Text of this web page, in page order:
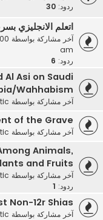
ردود: 30
اتعلم الانجليزي
آخر مشاركة بواسطة
am
ردود: 6
Asi on Saudi
Wahhabism
آخر مشاركة بواسطة
of the Grave
آخر مشاركة بواسطة
Animals,
and Fruits
آخر مشاركة بواسطة
ردود:
Non-12r Shias
آخر مشاركة بواسطة